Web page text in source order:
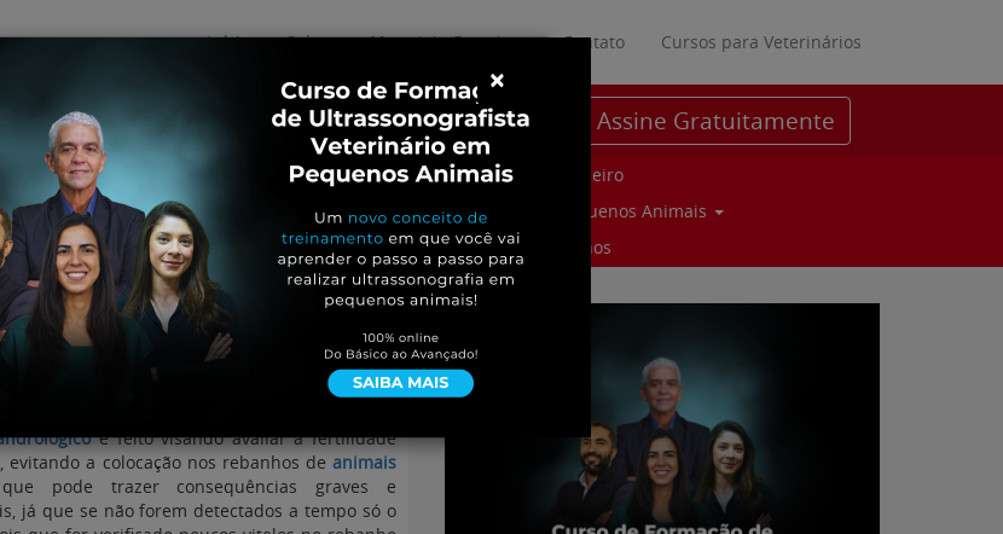
Início Sobre Materiais Gratuitos Contato Cursos para Veterinários
Assine Gratuitamente
Entrevistas
Genética e Tecnologia
Parceiro
Pequenos Animais
Suinos
é feito visando avaliar a fertilidade
evitando a colocação nos rebanhos de animais
pode trazer consequências graves e
já que se não forem detectados a tempo só o
×